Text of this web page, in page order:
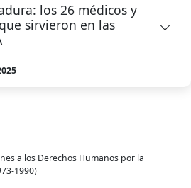
los 26 médicos y
sirvieron en las
a los Derechos Humanos por la
1990)